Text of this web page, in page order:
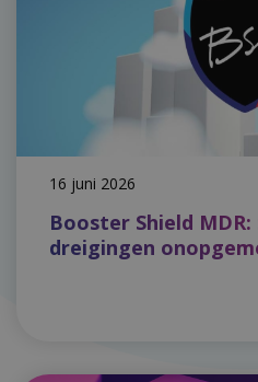
16 juni 2026
Booster Shield
dreigingen